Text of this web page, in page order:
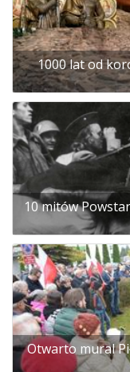
1000 lat od
10 mitów
Otwarto mural